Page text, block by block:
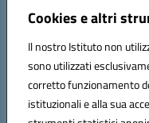
Cookies e altri
Il nostro Istituto non
sono utilizzati
corretto funzionamento
istituzionali e alla sua
Mail:
Per contatti con il Dirigente
Codice univoco ufficio:
Codice meccanografico:
Codice fiscale: 80230950588